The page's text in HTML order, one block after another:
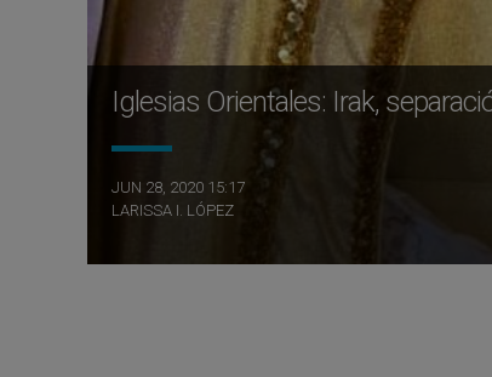
Iglesias Orientales: Irak,
JUN 28, 2020 15:17
LARISSA I. LÓPEZ